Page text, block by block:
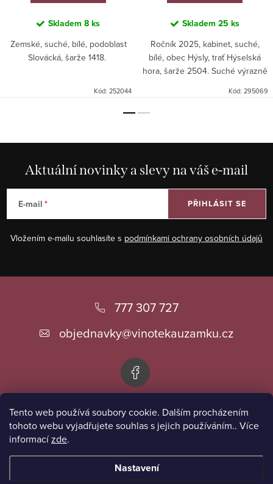
Tento web používá soubory cookie. Dalším procházením
tohoto webu vyjadřujete souhlas s jejich používáním.. Více
informacízde.
Nastavení
Skladem 8 ks
Zemské, suché, bílé, podoblast
Slovácká, šarže 1418.
Kód: 252044
Skladem 25 ks
Ročník 2025, kabinet, suché,
bílé, obec Hýsly, trať Hýselská
hora, šarže 2504. Suché výrazně
Kód: 295069
Aktuální novinky a slevy na váš e-mail
E-mail
Vložením e-mailu souhlasíte s podmínkami ochrany osobních údajů
PŘIHLÁSIT SE
777 307 727
objednavky@vinotekauzamku.cz
Informace pro vás
Přijímáme online platby